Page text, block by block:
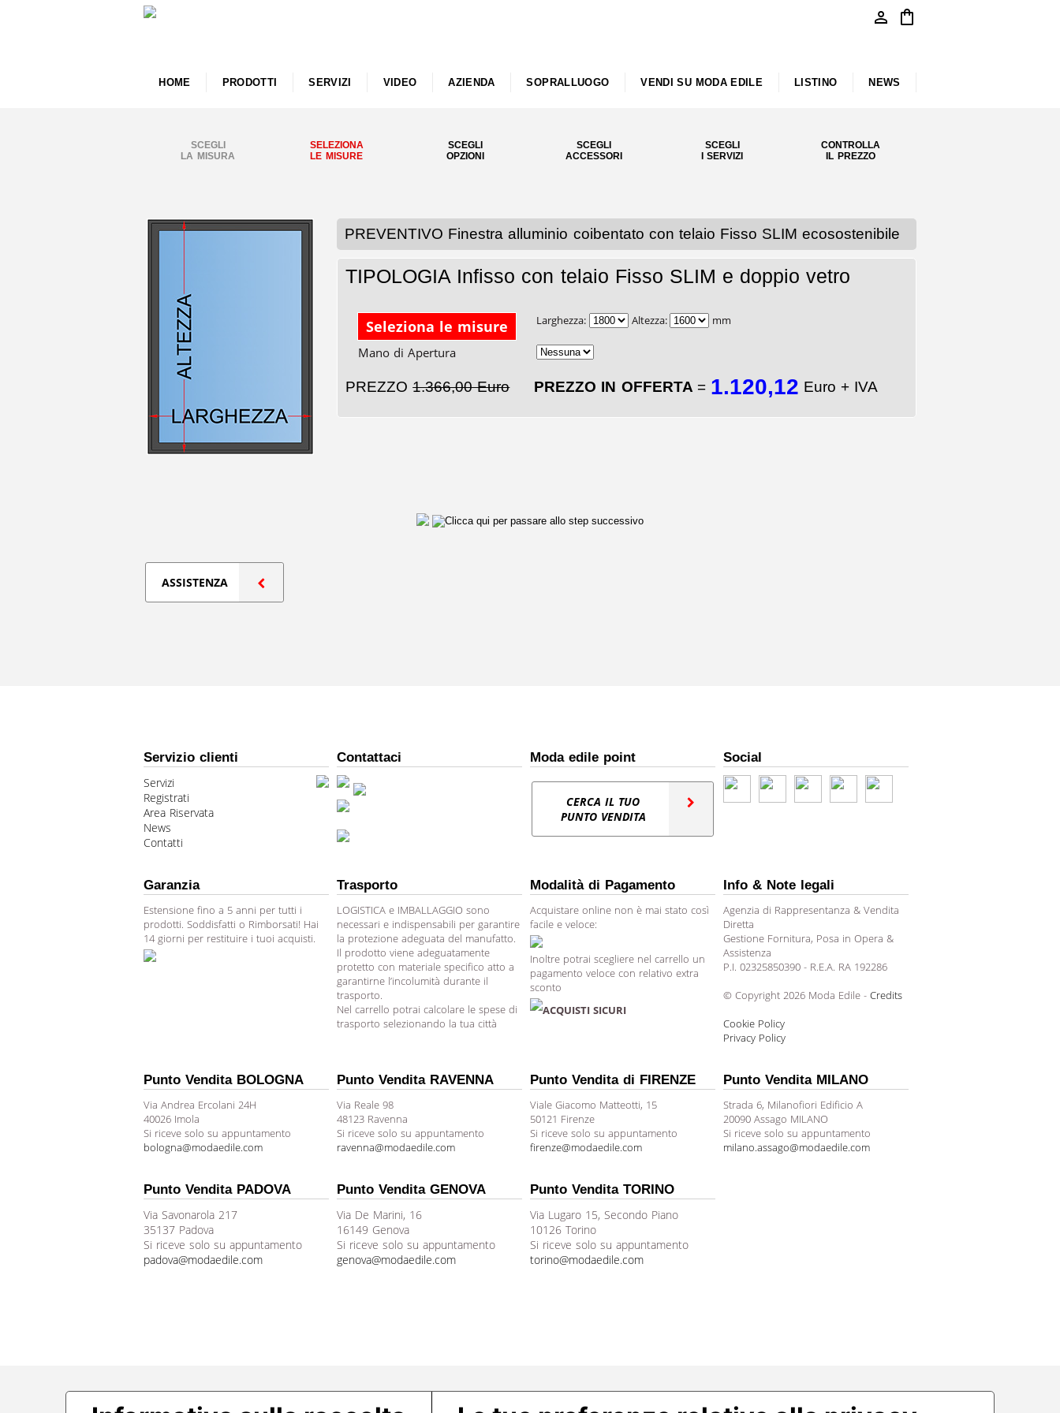
person shopping_bag
HOME PRODOTTI SERVIZI VIDEO AZIENDA SOPRALLUOGO VENDI SU MODA EDILE LISTINO NEWS
SCEGLI
LA MISURA
SELEZIONA
LE MISURE
SCEGLI
OPZIONI
SCEGLI
ACCESSORI
SCEGLI
I SERVIZI
CONTROLLA
IL PREZZO
PREVENTIVO Finestra alluminio coibentato con telaio Fisso SLIM ecosostenibile
TIPOLOGIA Infisso con telaio Fisso SLIM e doppio vetro
Seleziona le misure Larghezza: Altezza: mm
Mano di Apertura
PREZZO1.366,00 Euro PREZZO IN OFFERTA = 1.120,12 Euro + IVA
ASSISTENZA
Servizio clienti
Servizi
Registrati
Area Riservata
News
Contatti
Contattaci Moda edile point
CERCA IL TUO
PUNTO VENDITA
Social
Garanzia
Estensione fino a 5 anni per tutti i
prodotti. Soddisfatti o Rimborsati! Hai
14 giorni per restituire i tuoi acquisti.
Trasporto
LOGISTICA e IMBALLAGGIO sono
necessari e indispensabili per garantire
la protezione adeguata del manufatto.
Il prodotto viene adeguatamente
protetto con materiale specifico atto a
garantirne l’incolumità durante il
trasporto.
Nel carrello potrai calcolare le spese di
trasporto selezionando la tua città
Modalità di Pagamento
Acquistare online non è mai stato così
facile e veloce:
Inoltre potrai scegliere nel carrello un
pagamento veloce con relativo extra
sconto
ACQUISTI SICURI
Info & Note legali
Agenzia di Rappresentanza & Vendita
Diretta
Gestione Fornitura, Posa in Opera &
Assistenza
P.I. 02325850390 - R.E.A. RA 192286
© Copyright 2026 Moda Edile - Credits
Cookie Policy
Privacy Policy
Punto Vendita BOLOGNA
Via Andrea Ercolani 24H
40026 Imola
Si riceve solo su appuntamento
bologna@modaedile.com
Punto Vendita RAVENNA
Via Reale 98
48123 Ravenna
Si riceve solo su appuntamento
ravenna@modaedile.com
Punto Vendita di FIRENZE
Viale Giacomo Matteotti, 15
50121 Firenze
Si riceve solo su appuntamento
firenze@modaedile.com
Punto Vendita MILANO
Strada 6, Milanofiori Edificio A
20090 Assago MILANO
Si riceve solo su appuntamento
milano.assago@modaedile.com
Punto Vendita PADOVA
Via Savonarola 217
35137 Padova
Si riceve solo su appuntamento
padova@modaedile.com
Punto Vendita GENOVA
Via De Marini, 16
16149 Genova
Si riceve solo su appuntamento
genova@modaedile.com
Punto Vendita TORINO
Via Lugaro 15, Secondo Piano
10126 Torino
Si riceve solo su appuntamento
torino@modaedile.com